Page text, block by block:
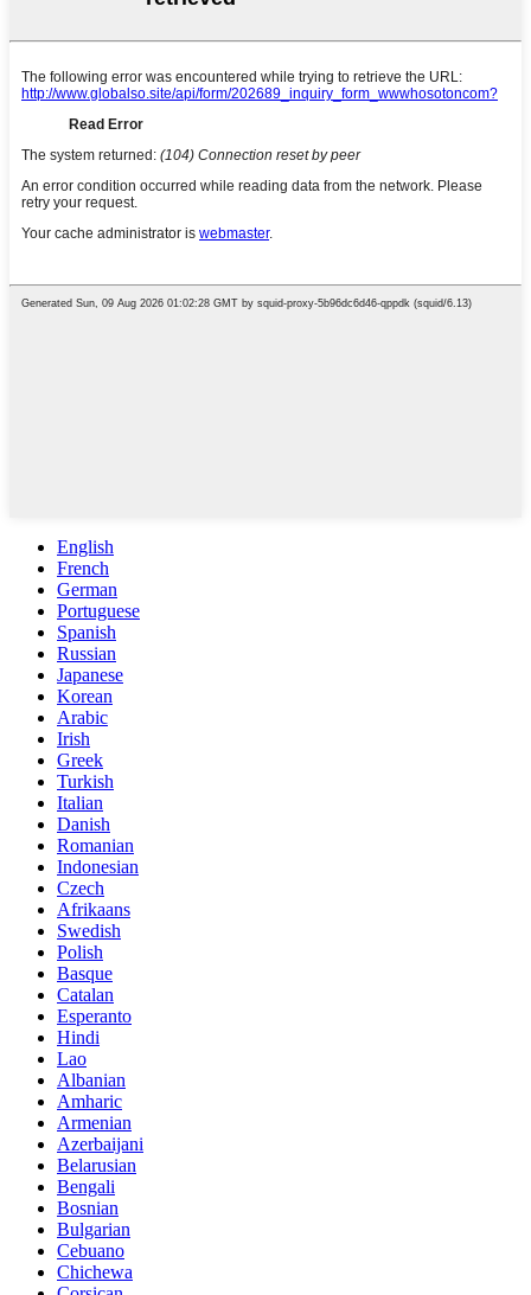
English
French
German
Portuguese
Spanish
Russian
Japanese
Korean
Arabic
Irish
Greek
Turkish
Italian
Danish
Romanian
Indonesian
Czech
Afrikaans
Swedish
Polish
Basque
Catalan
Esperanto
Hindi
Lao
Albanian
Amharic
Armenian
Azerbaijani
Belarusian
Bengali
Bosnian
Bulgarian
Cebuano
Chichewa